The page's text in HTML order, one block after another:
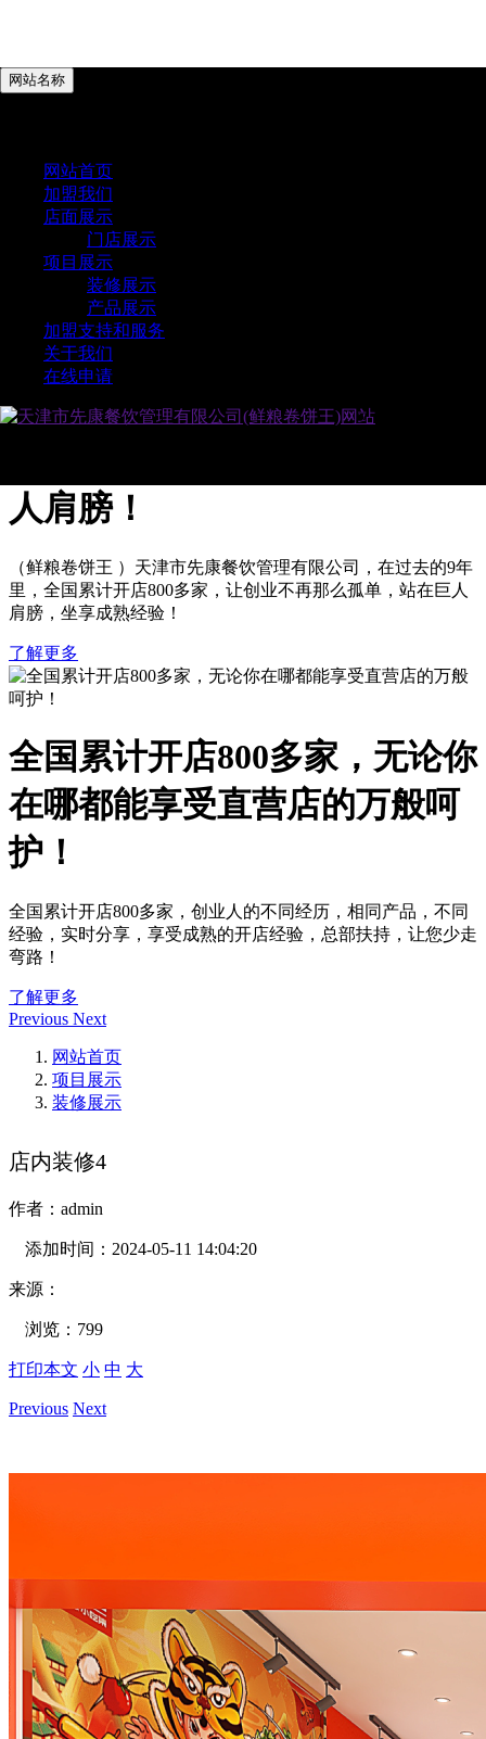
网站名称
网站首页
加盟我们
店面展示
门店展示
项目展示
装修展示
产品展示
加盟支持和服务
关于我们
在线申请
五谷鲜粮，一抹清新
鲜粮卷饼王，成立9年有余，始终专注卷饼这唯一的项目，全
国累计开店800多家，营运团队积累了大量的开店经验，从选
址到装修，再到开店营运，可以说您已经站在了巨人的肩膀在
做一件简单的创业！
了解更多
人肩膀！
（鲜粮卷饼王 ）天津市先康餐饮管理有限公司，在过去的9年
里，全国累计开店800多家，让创业不再那么孤单，站在巨人
肩膀，坐享成熟经验！
了解更多
全国累计开店800多家，无论你
在哪都能享受直营店的万般呵
护！
全国累计开店800多家，创业人的不同经历，相同产品，不同
经验，实时分享，享受成熟的开店经验，总部扶持，让您少走
弯路！
了解更多
Previous Next
网站首页
项目展示
装修展示
店内装修4
作者： admin
添加时间： 2024-05-11 14:04:20
来源：
浏览： 799
打印本文 小 中 大
Previous Next